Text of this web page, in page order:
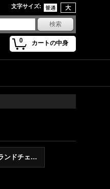
文字サイズ:
0 カートの中身
０５〜１０グランドチェロキー